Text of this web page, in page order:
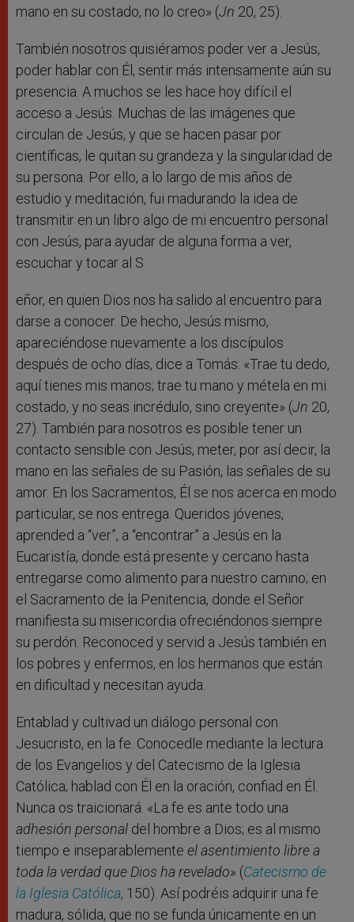
mano en su costado, no lo creo» (Jn 20, 25).
También nosotros quisiéramos poder ver a Jesús,
poder hablar con Él, sentir más intensamente aún su
presencia. A muchos se les hace hoy difícil el
acceso a Jesús. Muchas de las imágenes que
circulan de Jesús, y que se hacen pasar por
científicas, le quitan su grandeza y la singularidad de
su persona. Por ello, a lo largo de mis años de
estudio y meditación, fui madurando la idea de
transmitir en un libro algo de mi encuentro personal
con Jesús, para ayudar de alguna forma a ver,
escuchar y tocar al S
eñor, en quien Dios nos ha salido al encuentro para
darse a conocer. De hecho, Jesús mismo,
apareciéndose nuevamente a los discípulos
después de ocho días, dice a Tomás: «Trae tu dedo,
aquí tienes mis manos; trae tu mano y métela en mi
costado, y no seas incrédulo, sino creyente» (Jn 20,
27). También para nosotros es posible tener un
contacto sensible con Jesús, meter, por así decir, la
mano en las señales de su Pasión, las señales de su
amor. En los Sacramentos, Él se nos acerca en modo
particular, se nos entrega. Queridos jóvenes,
aprended a “ver”, a “encontrar” a Jesús en la
Eucaristía, donde está presente y cercano hasta
entregarse como alimento para nuestro camino; en
el Sacramento de la Penitencia, donde el Señor
manifiesta su misericordia ofreciéndonos siempre
su perdón. Reconoced y servid a Jesús también en
los pobres y enfermos, en los hermanos que están
en dificultad y necesitan ayuda.
Entablad y cultivad un diálogo personal con
Jesucristo, en la fe. Conocedle mediante la lectura
de los Evangelios y del Catecismo de la Iglesia
Católica; hablad con Él en la oración, confiad en Él.
Nunca os traicionará. «La fe es ante todo una
adhesión personal del hombre a Dios; es al mismo
tiempo e inseparablemente el asentimiento libre a
toda la verdad que Dios ha revelado» (Catecismo de
la Iglesia Católica, 150). Así podréis adquirir una fe
madura, sólida, que no se funda únicamente en un